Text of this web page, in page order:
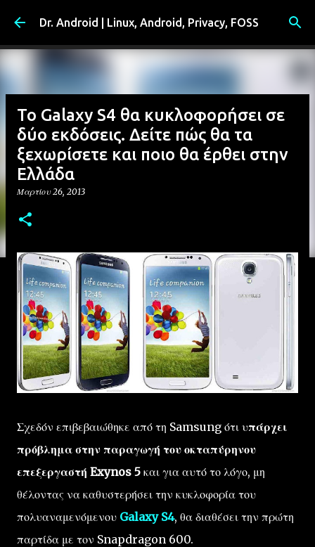
Μετάβαση στο κύριο περιεχόμενο
Dr. Android | Linux, Android, Privacy, FOSS
Το Galaxy S4 θα κυκλοφορήσει σε
δύο εκδόσεις. Δείτε πώς θα τα
ξεχωρίσετε και ποιο θα έρθει στην
Ελλάδα
Μαρτίου 26, 2013
Σχεδόν επιβεβαιώθηκε από τη Samsung ότι υπάρχει
πρόβλημα στην παραγωγή του οκταπύρηνου
επεξεργαστή Exynos 5 και για αυτό το λόγο, μη
θέλοντας να καθυστερήσει την κυκλοφορία του
πολυαναμενόμενου Galaxy S4, θα διαθέσει την πρώτη
παρτίδα με τον Snapdragon 600.